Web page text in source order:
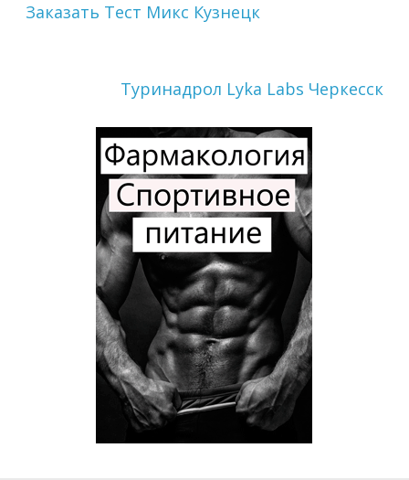
Заказать Тест Микс Кузнецк
Туринадрол Lyka Labs Черкесск